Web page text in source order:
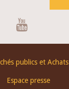
publics et Achats
Espace presse